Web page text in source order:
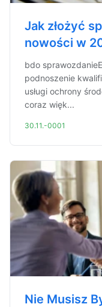
Jak złożyć
nowości w
bdo
podnoszenie
usługi ochrony
coraz więk...
30.11.-0001
Nie Musisz